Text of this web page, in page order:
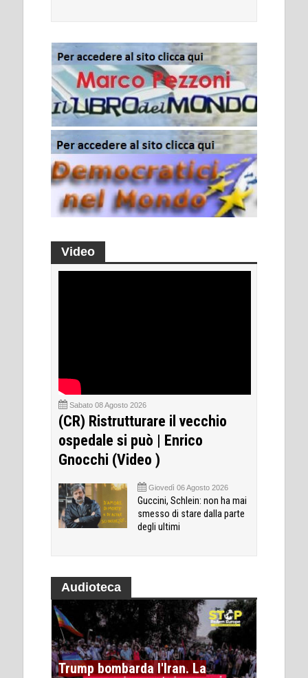
Video
Sabato 08 Agosto 2026
(CR) Ristrutturare il vecchio
ospedale si può | Enrico
Gnocchi (Video )
Giovedì 06 Agosto 2026
Guccini, Schlein: non ha mai
smesso di stare dalla parte
degli ultimi
Audioteca
Trump bombarda l'Iran. La